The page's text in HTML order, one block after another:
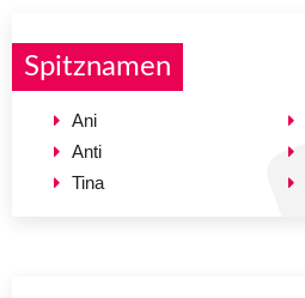
Spitznamen
Ani
Anti
Tina